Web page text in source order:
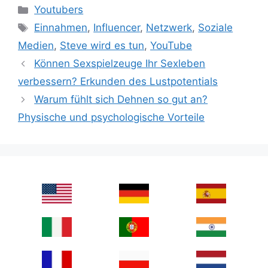
Categories
Youtubers
Tags
Einnahmen, Influencer, Netzwerk, Soziale
Medien, Steve wird es tun, YouTube
Können Sexspielzeuge Ihr Sexleben
verbessern? Erkunden des Lustpotentials
Warum fühlt sich Dehnen so gut an?
Physische und psychologische Vorteile